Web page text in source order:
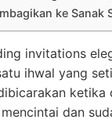
ke Sanak
invitations
ihwal yang
ketika
dan